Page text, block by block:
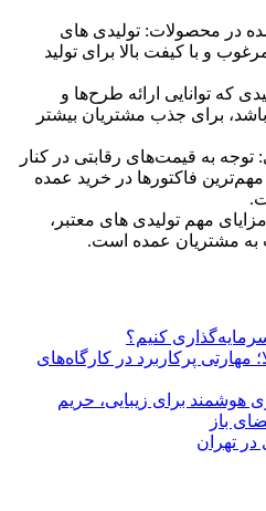
در محصولات: تولیدی‌ های
و با کیفت بالا برای تولید
که توانایی ارائه طرح‌ها و
برای جذب مشتریان بیشتر
به قیمت‌های رقابتی در کنار
فاکتورها در خرید عمده
مهم تولیدی‌ های معتبر،
به مشتریان عمده است.
کنیم؟
مهارتی پرکاربرد در کارگاه‌های
هوشمند برای زیبایی، حریم
باز
تهران